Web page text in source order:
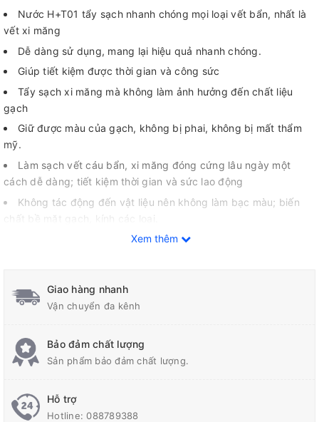
Nước H+T01 tẩy sạch nhanh chóng mọi loại vết bẩn, nhất là
vết xi măng
Dễ dàng sử dụng, mang lại hiệu quả nhanh chóng.
Giúp tiết kiệm được thời gian và công sức
Tẩy sạch xi măng mà không làm ảnh hưởng đến chất liệu
gạch
Giữ được màu của gạch, không bị phai, không bị mất thẩm
mỹ.
Làm sạch vết cáu bẩn, xi măng đóng cứng lâu ngày một
cách dễ dàng; tiết kiệm thời gian và sức lao động
Không tác động đến vật liệu nên không làm bạc màu; biến
chất bề mặt gạch, kính các loại.
Giúp người dùng tiết kiệm được thời gian và công sức khi vệ
chuyển
Sản phẩm H+T01 phù hợp với nhu cầu và kinh phí của bản
Thành phần thân thiện và an toàn cho người sử dụng
Không ảnh hưởng đến môi trường và không gian sống
diện tích dưới 20 mét vuông.
Xem thêm
Giao hàng nhanh
Vận chuyển đa kênh
Bảo đảm chất lượng
Sản phẩm bảo đảm chất lượng.
Hỗ trợ
Hotline:088789388